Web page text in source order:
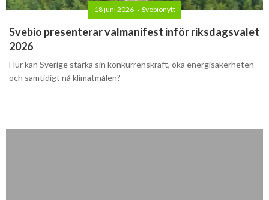
18 juni 2026 Svebionytt
Svebio presenterar valmanifest inför riksdagsvalet
2026
Hur kan Sverige stärka sin konkurrenskraft, öka energisäkerheten
och samtidigt nå klimatmålen?